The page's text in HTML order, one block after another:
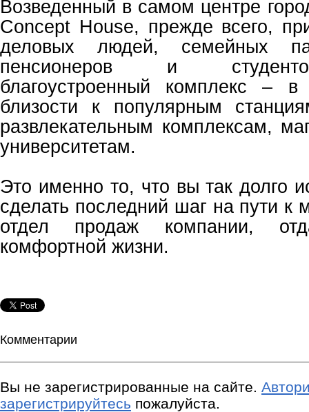
Возведенный в самом центре
Concept House, прежде всего,
деловых людей, семейных
пенсионеров и
благоустроенный комплекс – в
близости к популярным
развлекательным комплексам,
университетам.
Это именно то, что вы так долго
сделать последний шаг на пути к
отдел продаж компании,
комфортной жизни.
Комментарии
Вы не зарегистрированные на сайте.
зарегистрируйтесь пожалуйста.